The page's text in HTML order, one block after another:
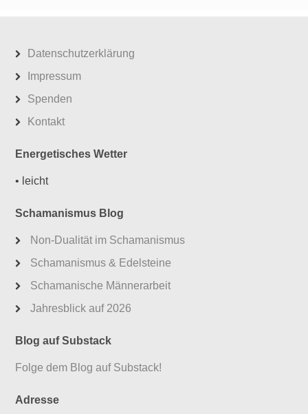
Datenschutzerklärung
Impressum
Spenden
Kontakt
Energetisches Wetter
• leicht
Schamanismus Blog
Non-Dualität im Schamanismus
Schamanismus & Edelsteine
Schamanische Männerarbeit
Jahresblick auf 2026
Blog auf Substack
Folge dem Blog auf Substack!
Adresse